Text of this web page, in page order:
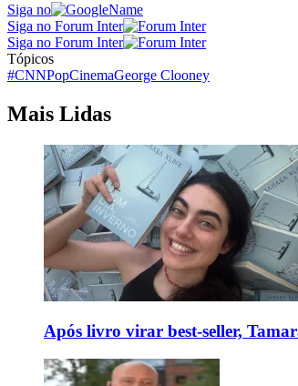
Siga no
Siga no Forum Inter
Siga no Forum Inter
Tópicos
#CNNPopCinemaGeorge Clooney
Mais Lidas
Após livro virar best-seller,